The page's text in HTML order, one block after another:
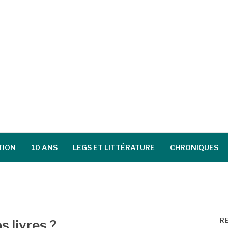
10 ANS LEGS ET LITTÉRATURE CHRONIQUES